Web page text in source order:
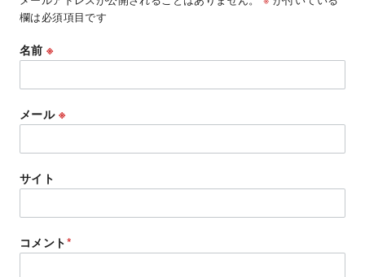
欄は必須項目です
名前※
メール ※
サイト
コメント*